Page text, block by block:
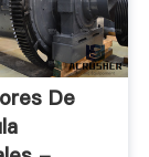
De